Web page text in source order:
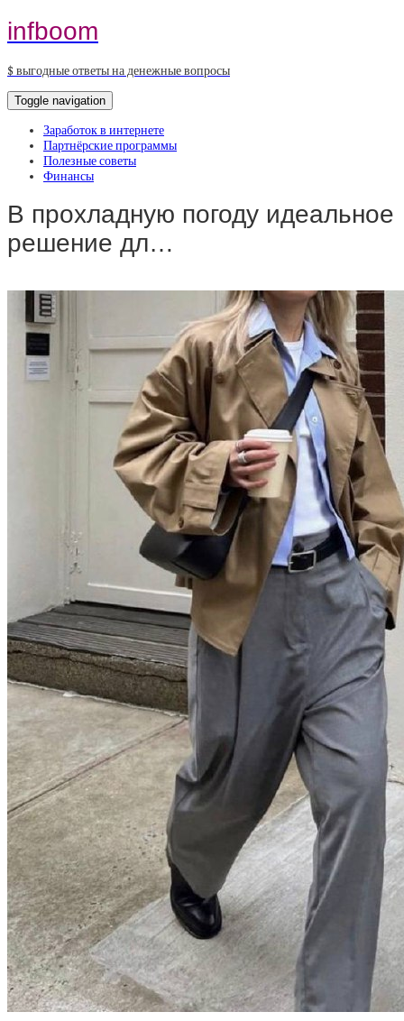
infboom
$ выгодные ответы на денежные вопросы
Toggle navigation
Заработок в интернете
Партнёрские программы
Полезные советы
Финансы
В прохладную погоду идеальное
решение дл…